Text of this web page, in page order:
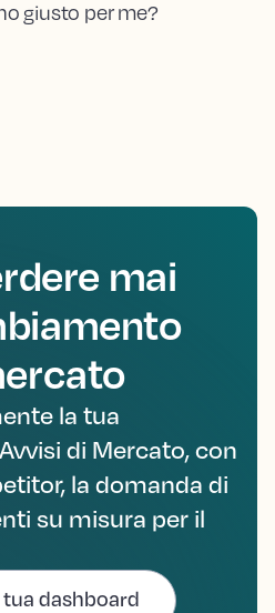
giusto per me?
mai
la tua
di Mercato, con
la domanda di
su misura per il
dashboard